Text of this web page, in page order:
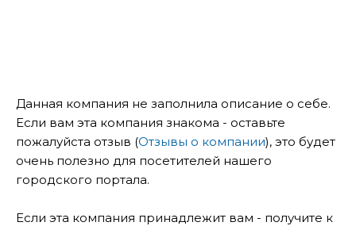
Данная компания не заполнила описание о себе.
Если вам эта компания знакома - оставьте
пожалуйста отзыв (Отзывы о компании), это будет
очень полезно для посетителей нашего
городского портала.
Если эта компания принадлежит вам - получите к